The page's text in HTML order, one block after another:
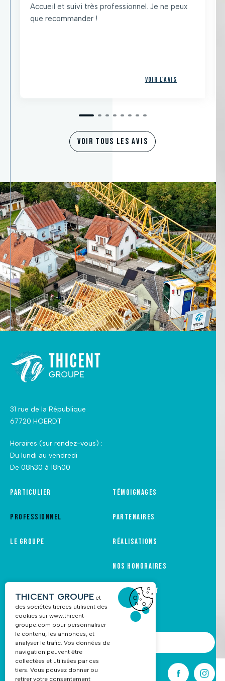
Accueil et suivi très professionnel. Je ne peux
que recommander !
Voir l'avis
VOIR TOUS LES AVIS
31 rue de la République
67720 HOERDT
Horaires (sur rendez-vous) :
Du lundi au vendredi
De 08h30 à 18h00
Particulier
Professionnel
Le groupe
Témoignages
Partenaires
Réalisations
Nos honoraires
Recrutement
NOUS CONTACTER
03 88 68 16 55
THICENT GROUPE et
des sociétés tierces utilisent des
cookies surwww.thicent-
groupe.com pour personnaliser
le contenu, les annonces, et
analyser le trafic. Vos données de
navigation peuvent être
collectées et utilisées par ces
tiers. Vous pouvez donner ou
retirer votre consentement